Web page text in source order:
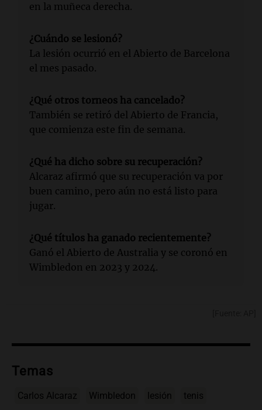
en la muñeca derecha.
¿Cuándo se lesionó?
La lesión ocurrió en el Abierto de Barcelona
el mes pasado.
¿Qué otros torneos ha cancelado?
También se retiró del Abierto de Francia,
que comienza este fin de semana.
¿Qué ha dicho sobre su recuperación?
Alcaraz afirmó que su recuperación va por
buen camino, pero aún no está listo para
jugar.
¿Qué títulos ha ganado recientemente?
Ganó el Abierto de Australia y se coronó en
Wimbledon en 2023 y 2024.
Temas
Carlos Alcaraz Wimbledon lesión tenis